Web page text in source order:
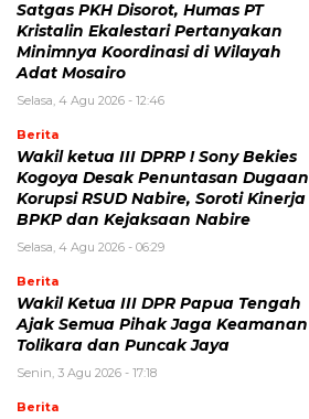
Satgas PKH Disorot, Humas PT
Kristalin Ekalestari Pertanyakan
Minimnya Koordinasi di Wilayah
Adat Mosairo
Selasa, 4 Agu 2026 - 12:46
Berita
Wakil ketua III DPRP ! Sony Bekies
Kogoya Desak Penuntasan Dugaan
Korupsi RSUD Nabire, Soroti Kinerja
BPKP dan Kejaksaan Nabire
Selasa, 4 Agu 2026 - 06:29
Berita
Wakil Ketua III DPR Papua Tengah
Ajak Semua Pihak Jaga Keamanan
Tolikara dan Puncak Jaya
Senin, 3 Agu 2026 - 17:18
Berita